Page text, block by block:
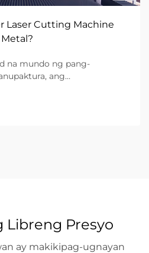
Laser Cutting Machine
na mundo ng pang-
ang
B2B na enterprise na kasali
Libreng Presyo
ay makikipag-ugnayan